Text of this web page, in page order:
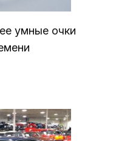
умные очки